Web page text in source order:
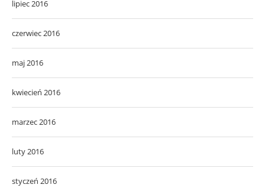
lipiec 2016
czerwiec 2016
maj 2016
kwiecień 2016
marzec 2016
luty 2016
styczeń 2016